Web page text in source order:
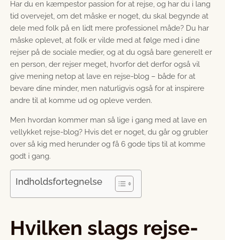
Har du en kæmpestor passion for at rejse, og har du i lang
tid overvejet, om det måske er noget, du skal begynde at
dele med folk på en lidt mere professionel måde? Du har
måske oplevet, at folk er vilde med at følge med i dine
rejser på de sociale medier, og at du også bare generelt er
en person, der rejser meget, hvorfor det derfor også vil
give mening netop at lave en rejse-blog – både for at
bevare dine minder, men naturligvis også for at inspirere
andre til at komme ud og opleve verden.
Men hvordan kommer man så lige i gang med at lave en
vellykket rejse-blog? Hvis det er noget, du går og grubler
over så kig med herunder og få 6 gode tips til at komme
godt i gang.
Indholdsfortegnelse
Hvilken slags rejse-